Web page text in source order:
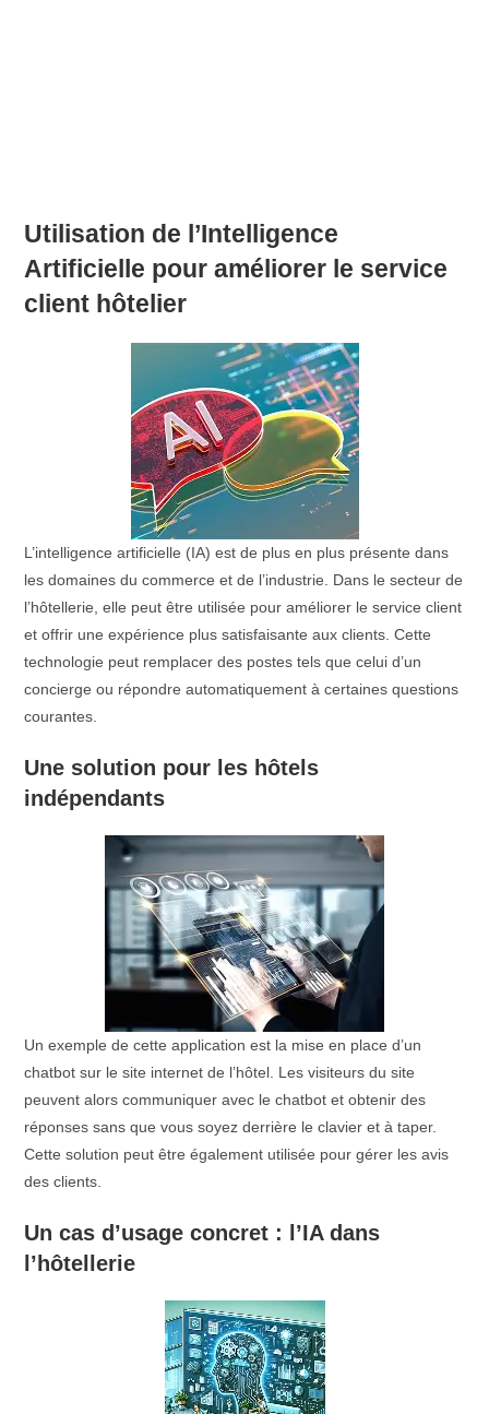
Utilisation de l’Intelligence
Artificielle pour améliorer le service
client hôtelier
L’intelligence artificielle (IA) est de plus en plus présente dans
les domaines du commerce et de l’industrie. Dans le secteur de
l’hôtellerie, elle peut être utilisée pour améliorer le service client
et offrir une expérience plus satisfaisante aux clients. Cette
technologie peut remplacer des postes tels que celui d’un
concierge ou répondre automatiquement à certaines questions
courantes.
Une solution pour les hôtels
indépendants
Un exemple de cette application est la mise en place d’un
chatbot sur le site internet de l’hôtel. Les visiteurs du site
peuvent alors communiquer avec le chatbot et obtenir des
réponses sans que vous soyez derrière le clavier et à taper.
Cette solution peut être également utilisée pour gérer les avis
des clients.
Un cas d’usage concret : l’IA dans
l’hôtellerie